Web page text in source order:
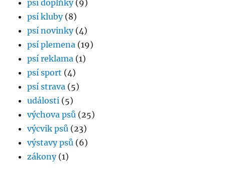
psí doplňky(9)
psí kluby(8)
psí novinky(4)
psí plemena (19)
psí reklama (1)
psí sport (4)
psí strava (5)
události (5)
výchova psů (25)
výcvik psů (23)
výstavy psů (6)
zákony(1)